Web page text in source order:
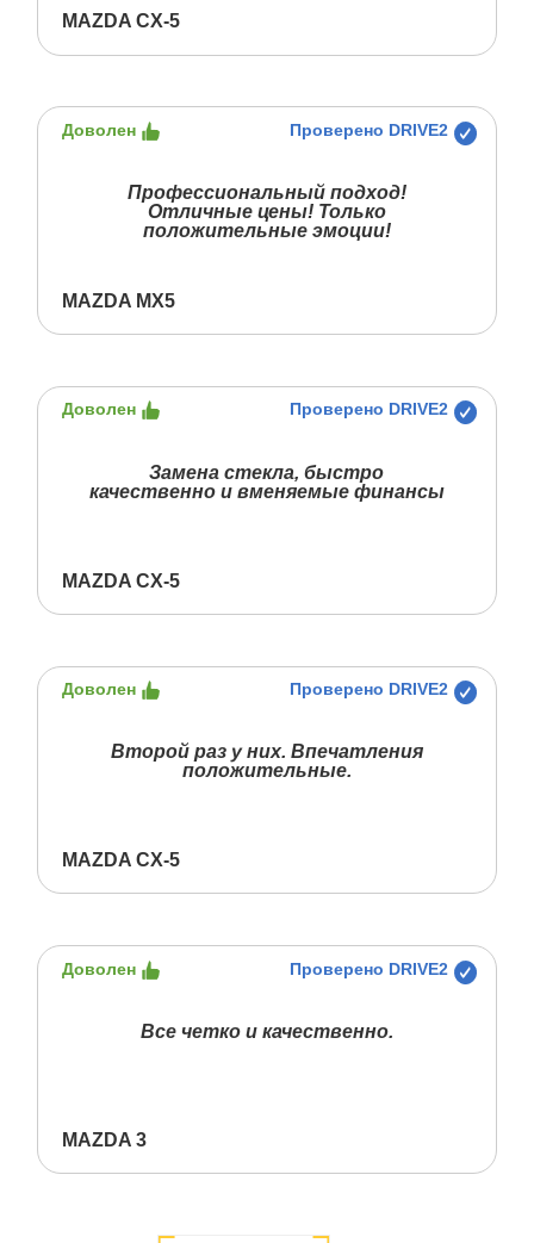
MAZDA CX-5
Доволен Проверено DRIVE2
Профессиональный подход!
Отличные цены! Только
положительные эмоции!
MAZDA MX5
Доволен Проверено DRIVE2
Замена стекла, быстро
качественно и вменяемые финансы
MAZDA CX-5
Доволен Проверено DRIVE2
Второй раз у них. Впечатления
положительные.
MAZDA CX-5
Доволен Проверено DRIVE2
Все четко и качественно.
MAZDA 3